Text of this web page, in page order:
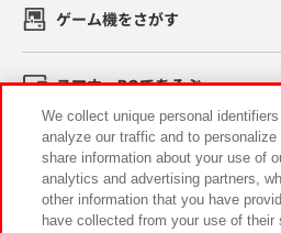
ゲーム機をさがす
スマホ・PCであそぶ
イベント・キャンペーン
We collect unique personal
analyze our traffic and to
share information about your use of
analytics and advertising partners,
other information that you have
have collected from your use of